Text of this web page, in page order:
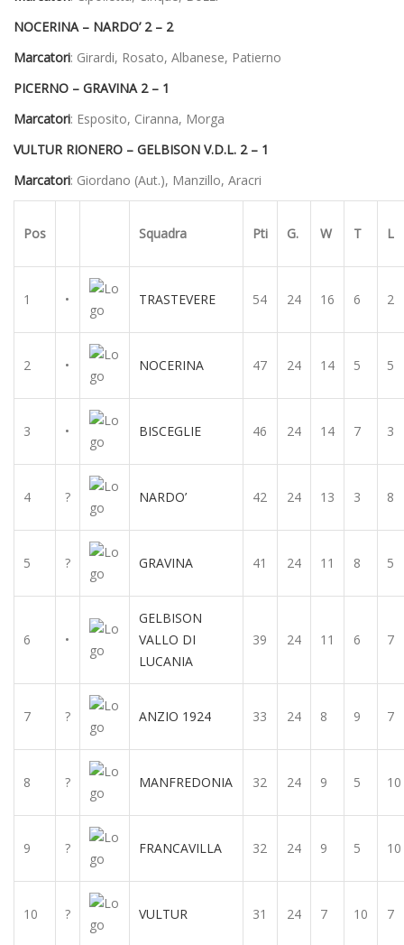
NOCERINA – NARDO’ 2 – 2
Marcatori: Girardi, Rosato, Albanese, Patierno
PICERNO – GRAVINA 2 – 1
Marcatori: Esposito, Ciranna, Morga
VULTUR RIONERO – GELBISON V.D.L. 2 – 1
Marcatori: Giordano (Aut.), Manzillo, Aracri
Pos Squadra Pti G. W T L
1 • TRASTEVERE 54 24 16 6 2
2 • NOCERINA 47 24 14 5 5
3 • BISCEGLIE 46 24 14 7 3
4 ? NARDO’ 42 24 13 3 8
5 ? GRAVINA 41 24 11 8 5
6 •
GELBISON
VALLO DI
LUCANIA
39 24 11 6 7
7 ? ANZIO 1924 33 24 8 9 7
8 ? MANFREDONIA 32 24 9 5 10
9 ? FRANCAVILLA 32 24 9 5 10
10 ? VULTUR 31 24 7 10 7